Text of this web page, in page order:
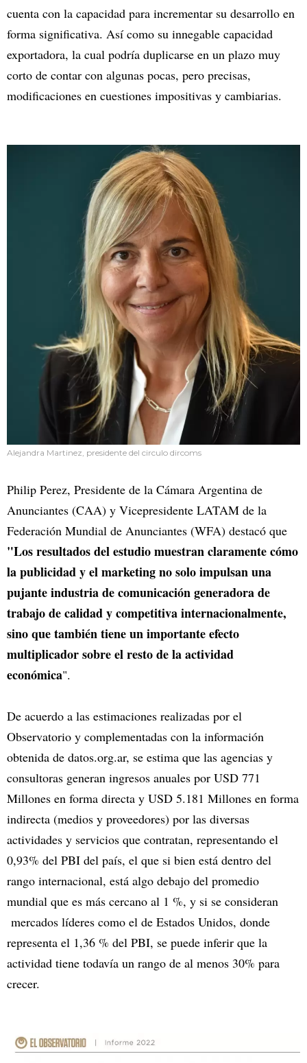
cuenta con la capacidad para incrementar su desarrollo en
forma significativa. Así como su innegable capacidad
exportadora, la cual podría duplicarse en un plazo muy
corto de contar con algunas pocas, pero precisas,
modificaciones en cuestiones impositivas y cambiarias.
Alejandra Martinez, presidente del circulo dircoms
Philip Perez, Presidente de la Cámara Argentina de
Anunciantes (CAA) y Vicepresidente LATAM de la
Federación Mundial de Anunciantes (WFA) destacó que
"Los resultados del estudio muestran claramente cómo
la publicidad y el marketing no solo impulsan una
pujante industria de comunicación generadora de
trabajo de calidad y competitiva internacionalmente,
sino que también tiene un importante efecto
multiplicador sobre el resto de la actividad
económica".
De acuerdo a las estimaciones realizadas por el
Observatorio y complementadas con la información
obtenida de datos.org.ar, se estima que las agencias y
consultoras generan ingresos anuales por USD 771
Millones en forma directa y USD 5.181 Millones en forma
indirecta (medios y proveedores) por las diversas
actividades y servicios que contratan, representando el
0,93% del PBI del país, el que si bien está dentro del
rango internacional, está algo debajo del promedio
mundial que es más cercano al 1 %, y si se consideran
mercados líderes como el de Estados Unidos, donde
representa el 1,36 % del PBI, se puede inferir que la
actividad tiene todavía un rango de al menos 30% para
crecer.